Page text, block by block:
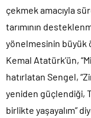
çekmek amacıyla
tarımının
yönelmesinin büyük
Kemal Atatürk’ün,
hatırlatan Sengel,
yeniden güçlendiği,
birlikte yaşayalım”